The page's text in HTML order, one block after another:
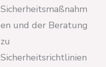
Sicherheitsmaßnahm
en und der Beratung
zu
Sicherheitsrichtlinien